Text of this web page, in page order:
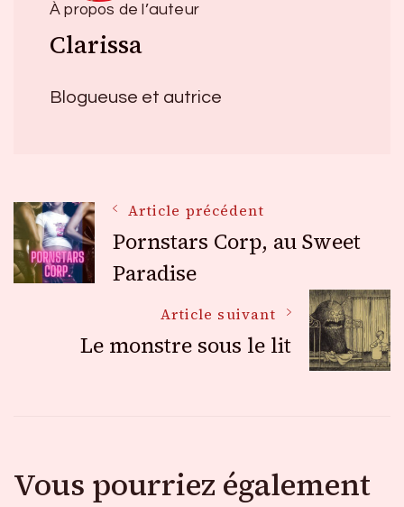
À propos de l’auteur
Clarissa
Blogueuse et autrice
Navigation
des
articles
Article précédent
Pornstars Corp, au Sweet
Paradise
Article suivant
Le monstre sous le lit
Vous pourriez également